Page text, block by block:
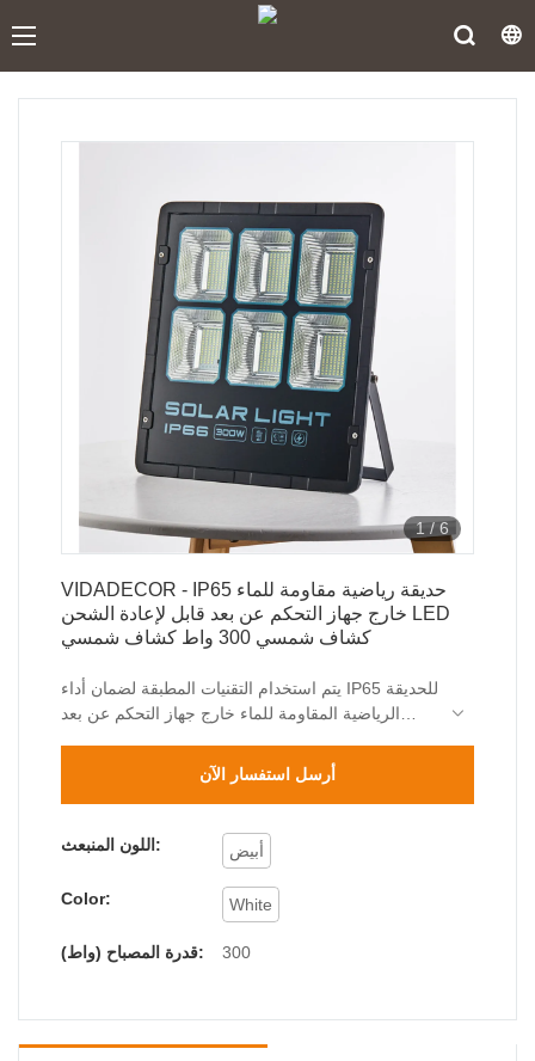
1/6
VIDADECOR - IP65 حديقة رياضية مقاومة للماء
خارج جهاز التحكم عن بعد قابل لإعادة الشحن LED
كشاف شمسي 300 واط كشاف شمسي
يتم استخدام التقنيات المطبقة لضمان أداء IP65 للحديقة
الرياضية المقاومة للماء خارج جهاز التحكم عن بعد
300 واط. نطاقات تطبيقه واسعة بما يكفي لتغطية
أرسل استفسار الآن
اللون المنبعث: أبيض
Color: White
قدرة المصباح (واط): 300